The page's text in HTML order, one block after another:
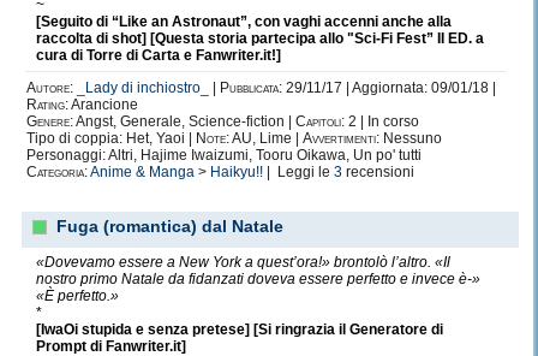
~
[Seguito di “Like an Astronaut”, con vaghi accenni anche alla
raccolta di shot] [Questa storia partecipa allo "Sci-Fi Fest” II ED. a
cura di Torre di Carta e Fanwriter.it!]
Autore:
_Lady di inchiostro_ Pubblicata: 29/11/17 | Aggiornata: 09/01/18 |
Rating:Arancione
Genere:Angst, Generale, Science-fiction | Capitoli: 2 | In corso
Tipo di coppia: Het, Yaoi |
Note:AU, Lime | Avvertimenti: Nessuno
Personaggi: Altri, Hajime Iwaizumi, Tooru Oikawa, Un po' tutti
Categoria:Anime & Manga > Haikyu!! | Leggi le 3 recensioni
Fuga (romantica) dal Natale
«Dovevamo essere a New York a quest’ora!» brontolò l’altro. «Il
nostro primo Natale da fidanzati doveva essere perfetto e invece è-»
«È perfetto.»
*
[IwaOi stupida e senza pretese] [Si ringrazia il Generatore di
Prompt di Fanwriter.it]